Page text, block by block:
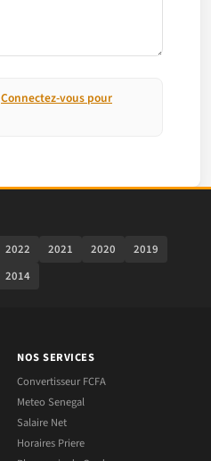
Connectez-vous pour
2022 2021 2020
2019
2014
NOS SERVICES
Convertisseur FCFA
Meteo Senegal
Salaire Net
Horaires Priere